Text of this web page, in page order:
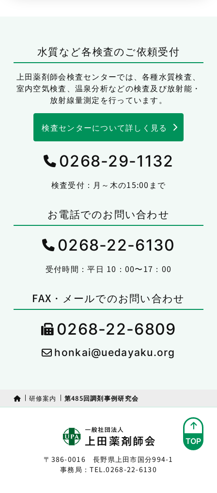
水質など各検査のご依頼受付
上田薬剤師会検査センターでは、各種水質検査、
室内空気検査、温泉分析などの検査及び放射能・
放射線量測定を行っています。
検査センターについて詳しく見る
0268-29-1132
検査受付：月～木の15:00まで
お電話でのお問い合わせ
0268-22-6130
受付時間：平日 10：00〜17：00
FAX・メールでのお問い合わせ
0268-22-6809
honkai@uedayaku.org
研修案内 第485回調剤事例研究会
TOP
〒386-0016 長野県上田市国分994-1
事務局：TEL.0268-22-6130